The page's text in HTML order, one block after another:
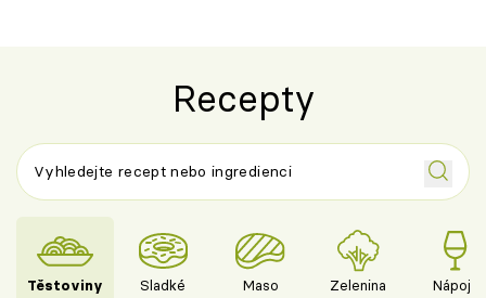
Recepty
Těstoviny Sladké Maso Zelenina Nápoje